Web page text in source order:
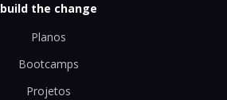
build the change
Planos
Bootcamps
Projetos